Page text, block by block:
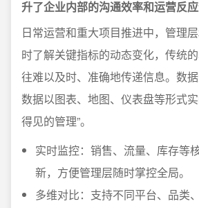
升了企业内部的沟通效率和运营反
日常运营和重大项目推进中，管理
时了解关键指标的动态变化，传统
往难以及时、准确地传递信息。数
数据以图表、地图、仪表盘等形式
得见的管理”。
实时监控：销售、流量、库存等
新，方便管理层随时掌控全局。
多维对比：支持不同平台、品类